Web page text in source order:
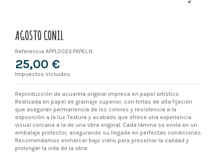
AGOSTO CONIL
Referencia APPL0023.PAPEL.N
25,00 €
Impuestos incluidos
Reproducción de acuarela original impresa en papel artístico.
Realizada en papel de gramaje superior, con tintas de alta fijación
que aseguran permanencia de los colores y resistencia a la
exposición a la luz. Textura y acabado que ofrece una experiencia
visual cercana a la de una obra original. Cada lámina se envía en un
embalaje protector, asegurando su llegada en perfectas condiciones.
Recomendamos enmarcar bajo vidrio para preservar la calidad y
prolongar la vida de la obra.